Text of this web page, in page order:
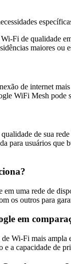
Fi de qualidade
maiores ou
de internet
WiFi Mesh pode
de sua
para usuários
uma rede de
os outros para
em
Wi-Fi mais
a capacidade de